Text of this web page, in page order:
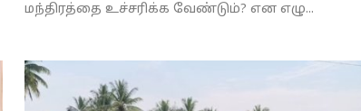
மந்திரத்தை உச்சரிக்க வேண்டும்? என எழு...